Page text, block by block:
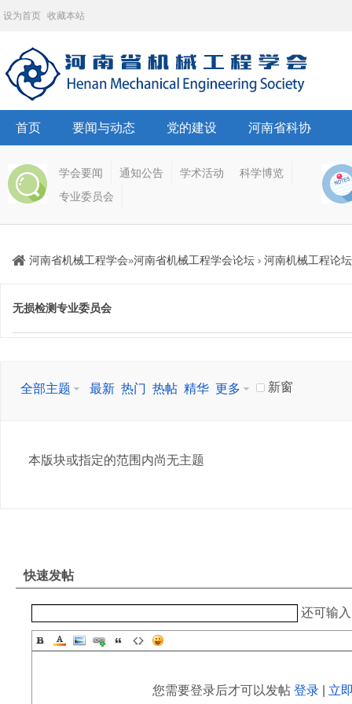
设为首页 收藏本站
首页 要闻与动态 党的建设 河南省科协
学会要闻 通知公告 学术活动
科学博览
专业委员会
河南省机械工程学会»河南省机械工程学会论坛 › 河南机械工程论坛
无损检测专业委员会
新窗
全部主题 最新 热门 热帖 精华 更多
本版块或指定的范围内尚无主题
快速发帖
还可输
您需要登录后才可以发帖 登录| 立